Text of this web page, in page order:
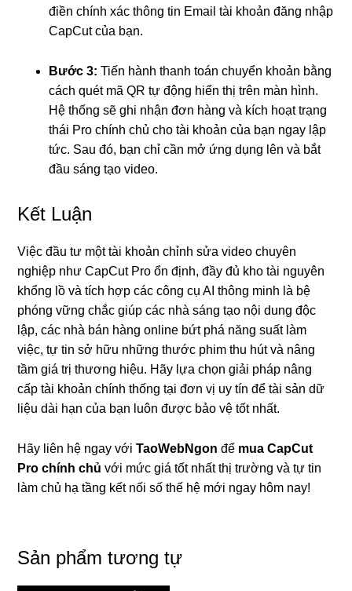
điền chính xác thông tin Email tài khoản đăng nhập
CapCut của bạn.
Bước 3: Tiến hành thanh toán chuyển khoản bằng
cách quét mã QR tự động hiển thị trên màn hình.
Hệ thống sẽ ghi nhận đơn hàng và kích hoạt trạng
thái Pro chính chủ cho tài khoản của bạn ngay lập
tức. Sau đó, bạn chỉ cần mở ứng dụng lên và bắt
đầu sáng tạo video.
Kết Luận
Việc đầu tư một tài khoản chỉnh sửa video chuyên
nghiệp như CapCut Pro ổn định, đầy đủ kho tài nguyên
khổng lồ và tích hợp các công cụ AI thông minh là bệ
phóng vững chắc giúp các nhà sáng tạo nội dung độc
lập, các nhà bán hàng online bứt phá năng suất làm
việc, tự tin sở hữu những thước phim thu hút và nâng
tầm giá trị thương hiệu. Hãy lựa chọn giải pháp nâng
cấp tài khoản chính thống tại đơn vị uy tín để tài sản dữ
liệu dài hạn của bạn luôn được bảo vệ tốt nhất.
Hãy liên hệ ngay vớiTaoWebNgon để mua CapCut
Pro chính chủ với mức giá tốt nhất thị trường và tự tin
làm chủ hạ tầng kết nối số thế hệ mới ngay hôm nay!
Sản phẩm tương tự